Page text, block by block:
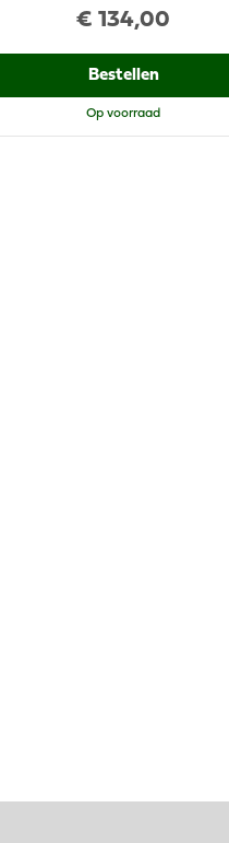
€ 134,00
Bestellen
Op voorraad